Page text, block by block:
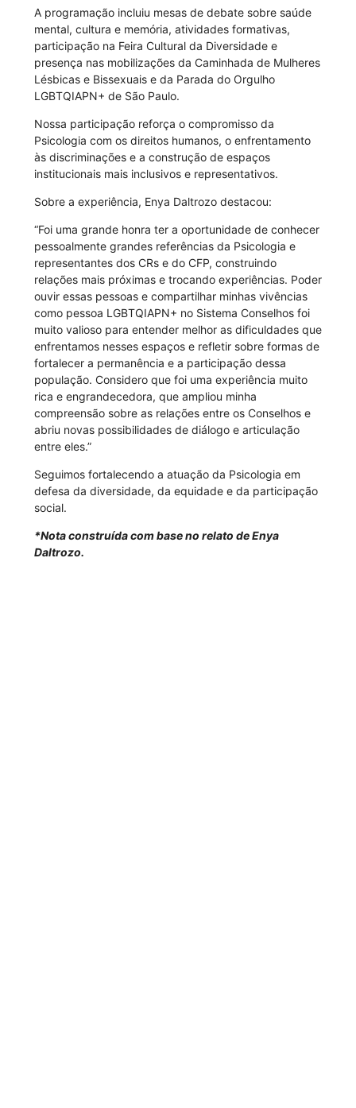
A programação incluiu mesas de debate sobre saúde
mental, cultura e memória, atividades formativas,
participação na Feira Cultural da Diversidade e
presença nas mobilizações da Caminhada de Mulheres
Lésbicas e Bissexuais e da Parada do Orgulho
LGBTQIAPN+ de São Paulo.
Nossa participação reforça o compromisso da
Psicologia com os direitos humanos, o enfrentamento
às discriminações e a construção de espaços
institucionais mais inclusivos e representativos.
Sobre a experiência, Enya Daltrozo destacou:
“Foi uma grande honra ter a oportunidade de conhecer
pessoalmente grandes referências da Psicologia e
representantes dos CRs e do CFP, construindo
relações mais próximas e trocando experiências. Poder
ouvir essas pessoas e compartilhar minhas vivências
como pessoa LGBTQIAPN+ no Sistema Conselhos foi
muito valioso para entender melhor as dificuldades que
enfrentamos nesses espaços e refletir sobre formas de
fortalecer a permanência e a participação dessa
população. Considero que foi uma experiência muito
rica e engrandecedora, que ampliou minha
compreensão sobre as relações entre os Conselhos e
abriu novas possibilidades de diálogo e articulação
entre eles.”
Seguimos fortalecendo a atuação da Psicologia em
defesa da diversidade, da equidade e da participação
social.
*Nota construída com base no relato de Enya
Daltrozo.